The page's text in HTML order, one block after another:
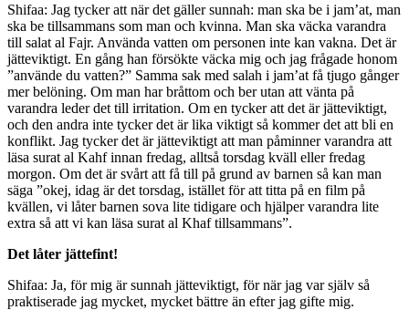
Shifaa: Jag tycker att när det gäller sunnah: man ska be i jam’at, man
ska be tillsammans som man och kvinna. Man ska väcka varandra
till salat al Fajr. Använda vatten om personen inte kan vakna. Det är
jätteviktigt. En gång han försökte väcka mig och jag frågade honom
”använde du vatten?” Samma sak med salah i jam’at få tjugo gånger
mer belöning. Om man har bråttom och ber utan att vänta på
varandra leder det till irritation. Om en tycker att det är jätteviktigt,
och den andra inte tycker det är lika viktigt så kommer det att bli en
konflikt. Jag tycker det är jätteviktigt att man påminner varandra att
läsa surat al Kahf innan fredag, alltså torsdag kväll eller fredag
morgon. Om det är svårt att få till på grund av barnen så kan man
säga ”okej, idag är det torsdag, istället för att titta på en film på
kvällen, vi låter barnen sova lite tidigare och hjälper varandra lite
extra så att vi kan läsa surat al Khaf tillsammans”.
Det låter jättefint!
Shifaa: Ja, för mig är sunnah jätteviktigt, för när jag var själv så
praktiserade jag mycket, mycket bättre än efter jag gifte mig.